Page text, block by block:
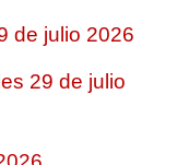
de julio 2026
29 de julio